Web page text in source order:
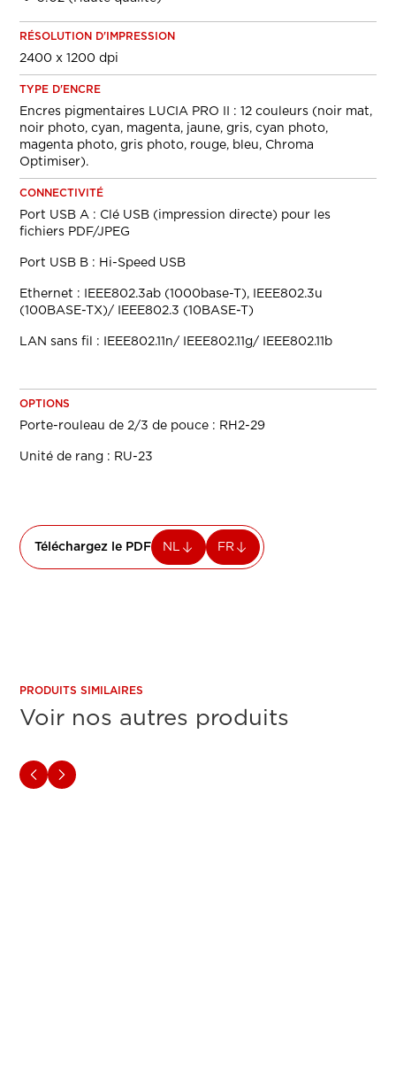
RÉSOLUTION D'IMPRESSION
2400 x 1200 dpi
TYPE D'ENCRE
Encres pigmentaires LUCIA PRO II : 12 couleurs (noir mat,
noir photo, cyan, magenta, jaune, gris, cyan photo,
magenta photo, gris photo, rouge, bleu, Chroma
Optimiser).
CONNECTIVITÉ
Port USB A : Clé USB (impression directe) pour les
fichiers PDF/JPEG
Port USB B : Hi-Speed USB
Ethernet : IEEE802.3ab (1000base-T), IEEE802.3u
(100BASE-TX)/ IEEE802.3 (10BASE-T)
LAN sans fil : IEEE802.11n/ IEEE802.11g/ IEEE802.11b
OPTIONS
Porte-rouleau de 2/3 de pouce : RH2-29
Unité de rang : RU-23
Téléchargez le PDF NL FR
PRODUITS SIMILAIRES
Voir nos autres produits